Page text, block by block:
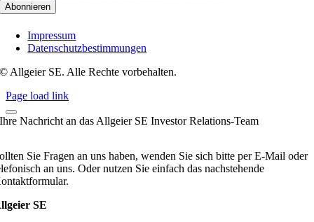
Impressum
Datenschutzbestimmungen
© Allgeier SE. Alle Rechte vorbehalten.
Page load link
Ihre Nachricht an das Allgeier SE Investor Relations-Team
Sie Fragen an uns haben, wenden Sie sich bitte per E-Mail oder
an uns. Oder nutzen Sie einfach das nachstehende
SE